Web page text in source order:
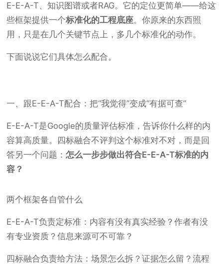
E-E-A-T、知识图谱或者RAG。它的定位更简单——给这
些框架提供一个标准化的工程底座。你原来的东西照
用，只是在几个关键节点上，多几个标准化的动作。
下面说说它们具体怎么配合。
一、跟E-E-A-T配合：把“我觉得”变成“有据可查”
E-E-A-T是Google的质量评估标准，告诉你什么样的内
容算高质量。四标融合不评判这个标准对不对，而是回
答另一个问题：怎么一步步做出符合E-E-A-T标准的内
容？
两个框架各自管什么
E-E-A-T负责定标准：内容有没有真实经验？作者有没
有专业资质？信息来源可不可靠？
四标融合负责给方法：场景怎么拆？证据怎么留？流程